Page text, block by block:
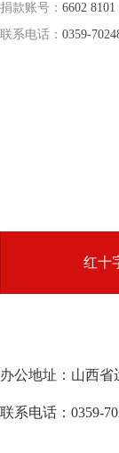
捐款账号： 6602 8101
联系电话： 0359-
红十
办公地址：山西省
联系电话：0359-